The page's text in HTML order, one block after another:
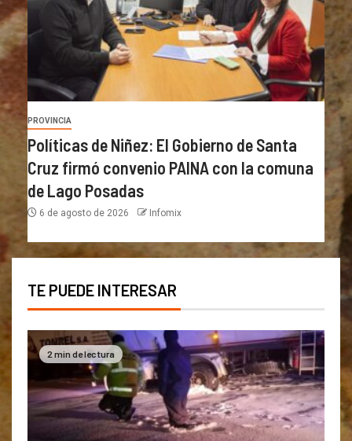
PROVINCIA
Políticas de Niñez: El Gobierno de Santa
Cruz firmó convenio PAINA con la comuna
de Lago Posadas
6 de agosto de 2026 Infomix
TE PUEDE INTERESAR
2 min de lectura